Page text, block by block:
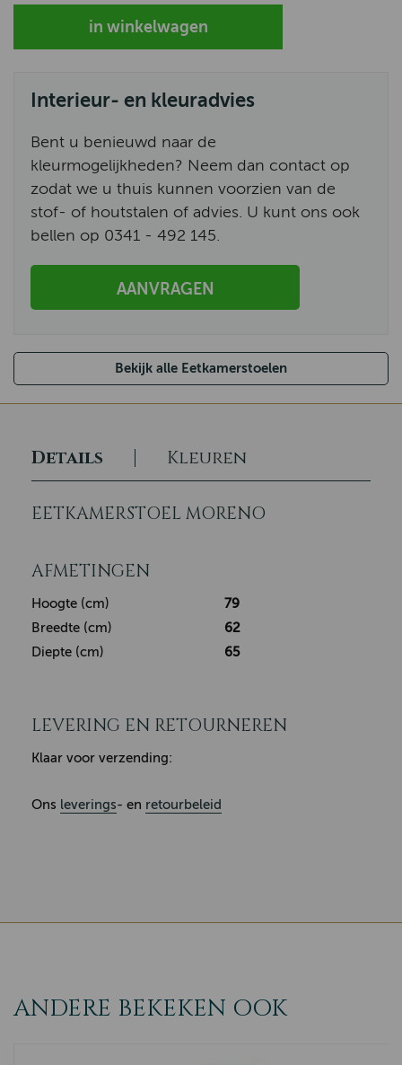
Interieur- en kleuradvies
Bent u benieuwd naar de
kleurmogelijkheden? Neem dan contact op
zodat we u thuis kunnen voorzien van de
stof- of houtstalen of advies. U kunt ons ook
bellen op 0341 - 492 145.
AANVRAGEN
Bekijk alle Eetkamerstoelen
Details Kleuren
EETKAMERSTOEL MORENO
AFMETINGEN
Hoogte (cm)
79
Breedte (cm)
62
Diepte (cm)
65
LEVERING EN RETOURNEREN
Klaar voor verzending:
Ons leverings- en retourbeleid
ANDERE BEKEKEN OOK